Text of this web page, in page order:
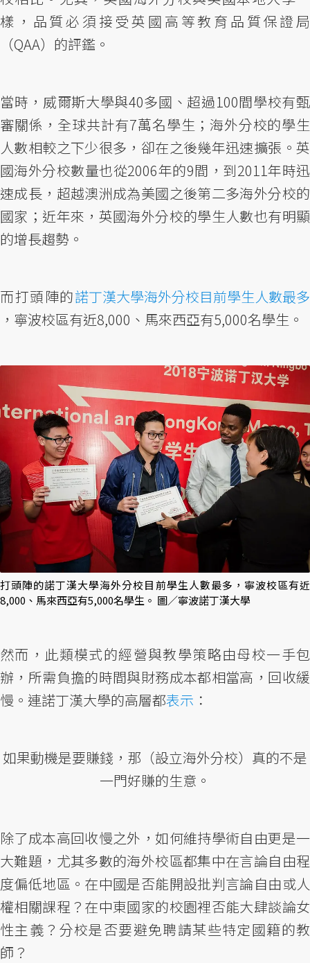
樣，品質必須接受英國高等教育品質保證局
（QAA）的評鑑。
當時，威爾斯大學與40多國、超過100間學校有甄
審關係，全球共計有7萬名學生；海外分校的學生
人數相較之下少很多，卻在之後幾年迅速擴張。英
國海外分校數量也從2006年的9間，到2011年時迅
速成長，超越澳洲成為美國之後第二多海外分校的
國家；近年來，英國海外分校的學生人數也有明顯
的增長趨勢。
而打頭陣的諾丁漢大學海外分校目前學生人數最多
，寧波校區有近8,000、馬來西亞有5,000名學生。
打頭陣的諾丁漢大學海外分校目前學生人數最多，寧波校區有近
8,000、馬來西亞有5,000名學生。 圖／寧波諾丁漢大學
然而，此類模式的經營與教學策略由母校一手包
辦，所需負擔的時間與財務成本都相當高，回收緩
慢。連諾丁漢大學的高層都表示 ：
如果動機是要賺錢，那（設立海外分校）真的不是
一門好賺的生意。
除了成本高回收慢之外，如何維持學術自由更是一
大難題，尤其多數的海外校區都集中在言論自由程
度偏低地區。在中國是否能開設批判言論自由或人
權相關課程？在中東國家的校園裡否能大肆談論女
性主義？分校是否要避免聘請某些特定國籍的教
師？